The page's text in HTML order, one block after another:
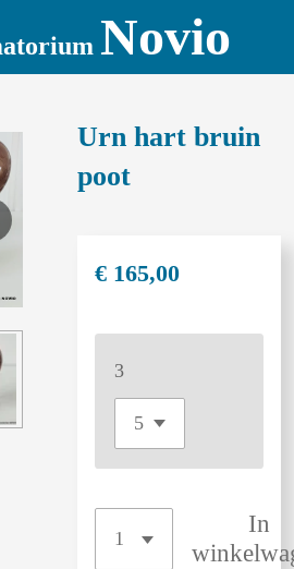
Novio
Urn hart bruin
poot
€ 165,00
3
In